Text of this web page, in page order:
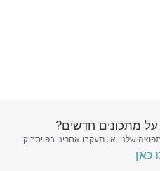
על מתכונים חדשים?
שלנו. או, תעקבו אחרינו בפייסבוק
כאן